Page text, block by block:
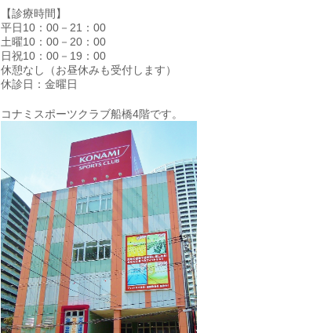
【診療時間】
平日10：00－21：00
土曜10：00－20：00
日祝10：00－19：00
休憩なし（お昼休みも受付します）
休診日：金曜日
コナミスポーツクラブ船橋4階です。